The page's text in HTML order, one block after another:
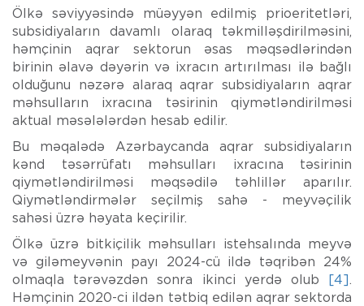
Ölkə səviyyəsində müəyyən edilmiş prioeritetləri,
subsidiyaların davamlı olaraq təkmilləşdirilməsini,
həmçinin aqrar sektorun əsas məqsədlərindən
birinin əlavə dəyərin və ixracın artırılması ilə bağlı
olduğunu nəzərə alaraq aqrar subsidiyaların aqrar
məhsulların ixracına təsirinin qiymətləndirilməsi
aktual məsələlərdən hesab edilir.
Bu məqalədə Azərbaycanda aqrar subsidiyaların
kənd təsərrüfatı məhsulları ixracına təsirinin
qiymətləndirilməsi məqsədilə təhlillər aparılır.
Qiymətləndirmələr seçilmiş sahə - meyvəçilik
sahəsi üzrə həyata keçirilir.
Ölkə üzrə bitkiçilik məhsulları istehsalında meyvə
və giləmeyvənin payı 2024-cü ildə təqribən 24%
olmaqla tərəvəzdən sonra ikinci yerdə olub [4].
Həmçinin 2020-ci ildən tətbiq edilən aqrar sektorda